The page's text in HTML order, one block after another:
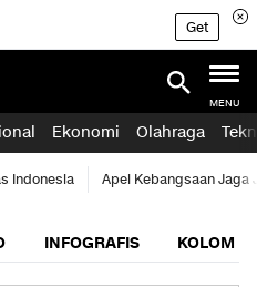
Get
MENU
Ekonomi Olahraga
Indonesia Apel Kebangsaan Jaga
INFOGRAFIS KOLOM